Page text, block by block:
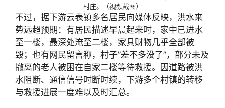
村庄。（视频截图）
不过，据下游云表镇多名居民向媒体反映，洪水来
势远超预期：有居民描述早晨起来时，家中已进水
至一楼，最深处淹至二楼，家具财物几乎全部被
毁；也有网民留言称，村子”差不多没了”，部分未及
撤离的老人被困在自家二楼等待救援。因道路被洪
水阻断、通信信号时断时续，下游多个村镇的转移
与救援进展一度难以及时汇总。